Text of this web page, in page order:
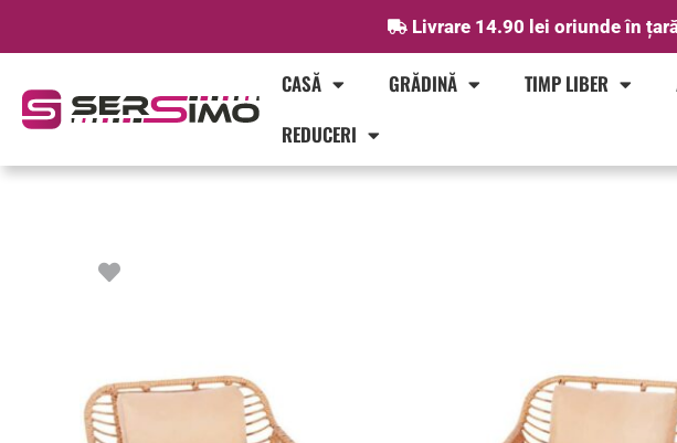
Livrare 14.90 lei oriunde în
CASĂ GRĂDINĂ TIMP LIBER
REDUCERI